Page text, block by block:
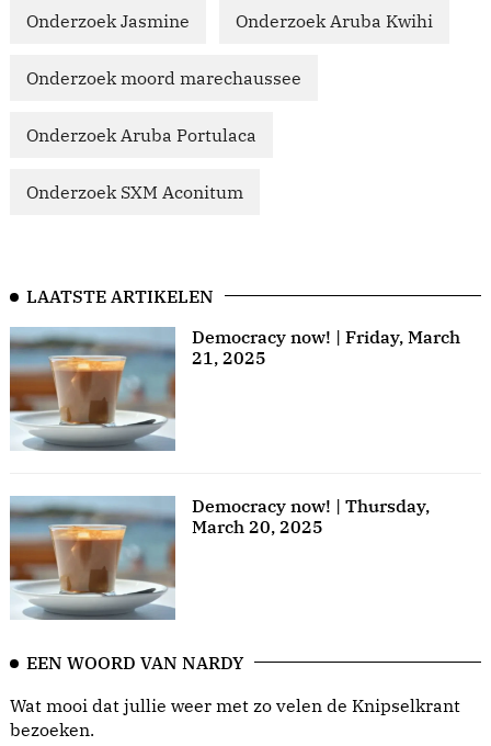
Onderzoek Jasmine Onderzoek Aruba Kwihi
Onderzoek moord marechaussee
Onderzoek Aruba Portulaca
Onderzoek SXM Aconitum
LAATSTE ARTIKELEN
Democracy now! | Friday, March
21, 2025
Democracy now! | Thursday,
March 20, 2025
EEN WOORD VAN NARDY
Wat mooi dat jullie weer met zo velen de Knipselkrant
bezoeken.